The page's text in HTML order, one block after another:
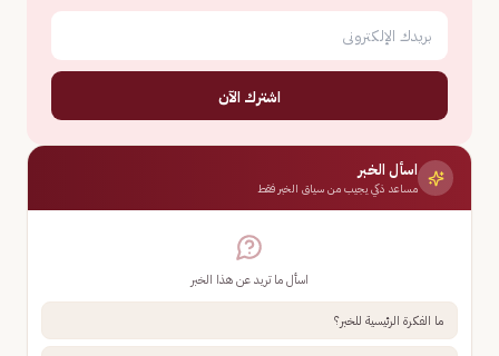
اشترك الآن
اسأل الخبر
مساعد ذكي يجيب من سياق الخبر فقط
اسأل ما تريد عن هذا الخبر
ما الفكرة الرئيسية للخبر؟